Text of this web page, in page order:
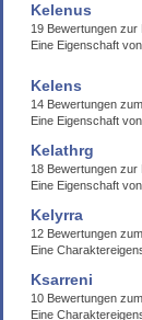
Kelenus
19 Bewertungen zur
Eine Eigenschaft
Kelens
14 Bewertungen
Eine Eigenschaft
Kelathrg
18 Bewertungen zur
Eine Eigenschaft
Kelyrra
12 Bewertungen
Eine
Ksarreni
10 Bewertungen
Eine